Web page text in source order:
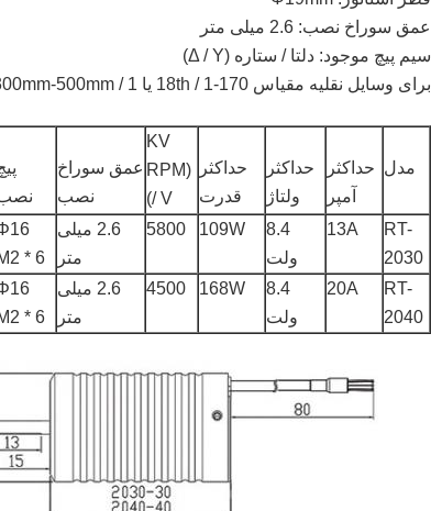
عمق سوراخ نصب: 2.6 میلی متر
سیم پیچ موجود: دلتا / ستاره (Δ / Y)
برای وسایل نقلیه مقیاس 170-1 / 18th یا 1 / 16th ، Boat 300mm-500mm در دسترس است
مدل حداکثر
آمپر
حداکثر
ولتاژ
حداکثر
قدرت
KV
(RPM
/ V)
عمق سوراخ
نصب
RT-
2030
13A
8.4
ولت
109W
5800
2.6 میلی
متر
* 6
RT-
2040
20A
8.4
ولت
168W
4500
2.6 میلی
متر
* 6